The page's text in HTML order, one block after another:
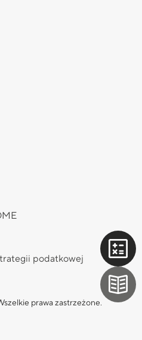
podatkowej
prawa zastrzeżone.